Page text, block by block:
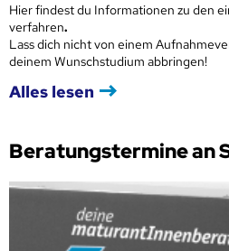
Hier findest du Informationen zu den
verfahren.
Lass dich nicht von einem
deinem Wunschstudium abbringen!
Alles lesen
Beratungstermine an